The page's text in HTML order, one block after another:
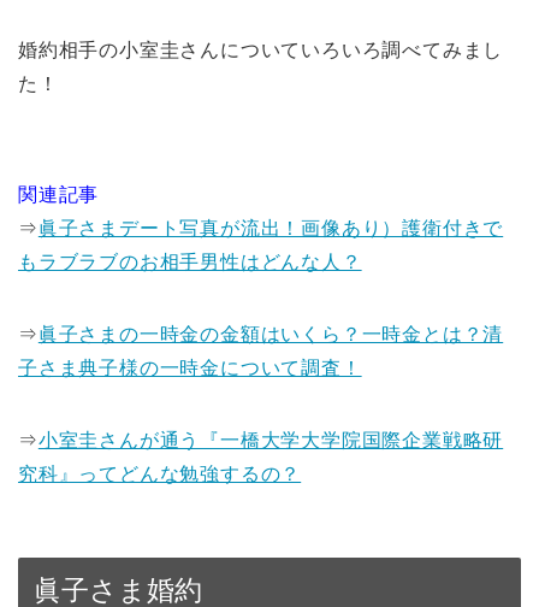
婚約相手の小室圭さんについていろいろ調べてみまし
た！
関連記事
⇒眞子さまデート写真が流出！画像あり）護衛付きで
もラブラブのお相手男性はどんな人？
⇒眞子さまの一時金の金額はいくら？一時金とは？清
子さま典子様の一時金について調査！
⇒小室圭さんが通う『一橋大学大学院国際企業戦略研
究科』ってどんな勉強するの？
眞子さま婚約